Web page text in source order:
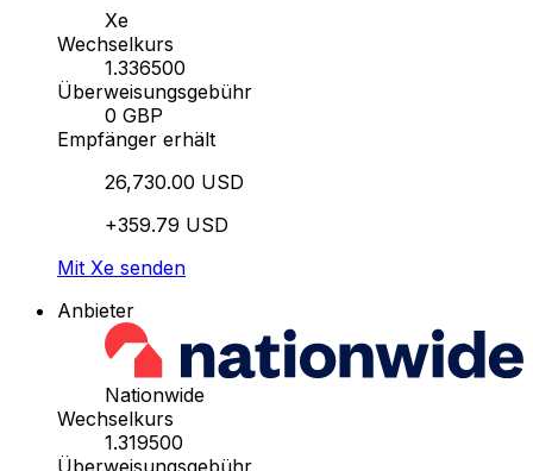
Xe
Wechselkurs
1.336500
Überweisungsgebühr
0 GBP
Empfänger erhält
26,730.00 USD
+359.79 USD
Mit Xe senden
Anbieter
Nationwide
Wechselkurs
1.319500
Überweisungsgebühr